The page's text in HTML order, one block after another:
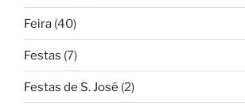
Feira (40)
Festas (7)
Festas de S. José (2)